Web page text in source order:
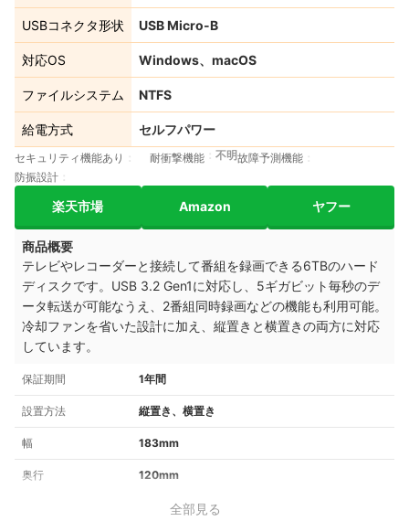
USBコネクタ形状 USB Micro-B
対応OS Windows、macOS
ファイルシステム NTFS
給電方式 セルフパワー
セキュリティ機能あり 耐衝撃機能 不明故障予測機能
防振設計
楽天市場 Amazon ヤフー
商品概要
テレビやレコーダーと接続して番組を録画できる6TBのハード
ディスクです。USB 3.2 Gen1に対応し、5ギガビット毎秒のデ
ータ転送が可能なうえ、2番組同時録画などの機能も利用可能。
冷却ファンを省いた設計に加え、縦置きと横置きの両方に対応
しています。
保証期間 1年間
設置方法 縦置き、横置き
幅 183mm
奥行 120mm
全部見る